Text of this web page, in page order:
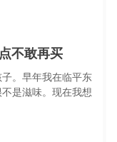
不敢再买
。早年我在临平东
是滋味。现在我想